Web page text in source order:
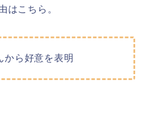
はこちら。
から好意を表明